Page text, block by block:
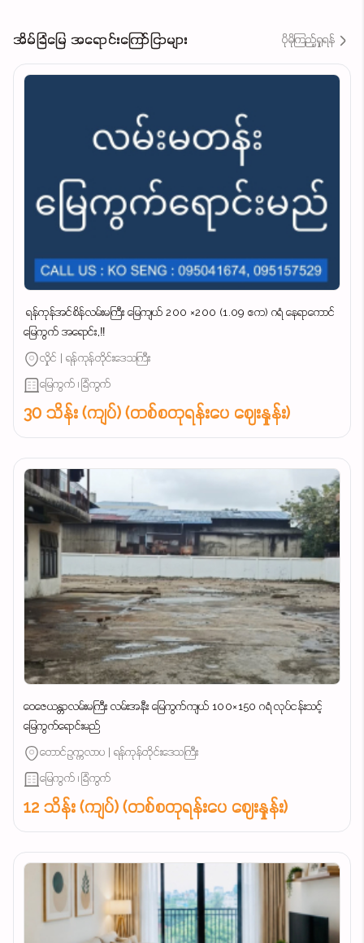
အိမ်ခြံမြေ အရောင်းကြော်ငြာများ ပိုမိုကြည့်ရှုရန်
‌ ရန်ကုန်အင်စိန်လမ်းမကြီး မြေကျယ် 200 ×200 (1.09 ဧက) ဂရံ နေရာကောင်
မြေကွက် အရောင်း,‼️
လှိုင် | ရန်ကုန်တိုင်းဒေသကြီး
မြေကွက် ၊ ခြံကွက်
30 သိန်း (ကျပ်) (တစ်စတုရန်းပေ ဈေးနှုန်း)
ဝေဇေယန္တာလမ်းမကြီး လမ်းအနီး မြေကွက်ကျယ် 100×150 ဂရံ လုပ်ငန်းသင့်
မြေကွက်ရောင်းမည်
တောင်ဥက္ကလာပ | ရန်ကုန်တိုင်းဒေသကြီး
မြေကွက် ၊ ခြံကွက်
12 သိန်း (ကျပ်) (တစ်စတုရန်းပေ ဈေးနှုန်း)